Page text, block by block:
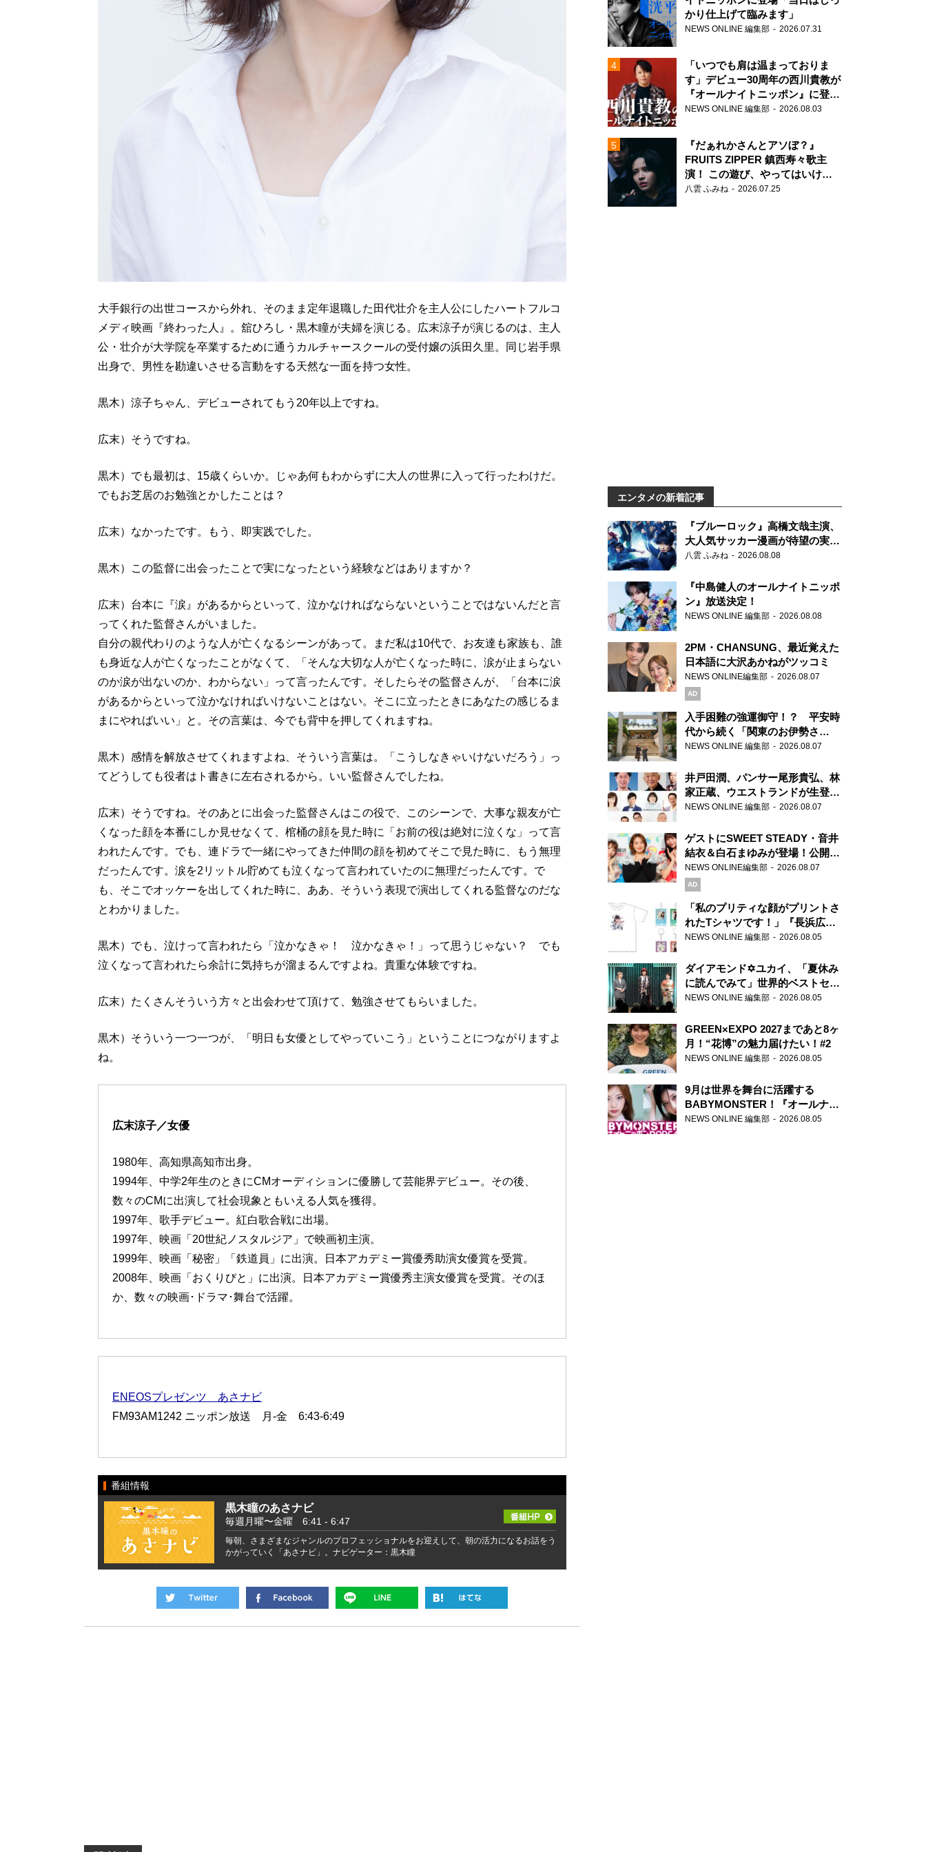
大手銀行の出世コースから外れ、そのまま定年退職した田代壮介を主人公にしたハートフルコ
メディ映画『終わった人』。舘ひろし・黒木瞳が夫婦を演じる。広末涼子が演じるのは、主人
公・壮介が大学院を卒業するために通うカルチャースクールの受付嬢の浜田久里。同じ岩手県
出身で、男性を勘違いさせる言動をする天然な一面を持つ女性。
黒木）涼子ちゃん、デビューされてもう20年以上ですね。
広末）そうですね。
黒木）でも最初は、15歳くらいか。じゃあ何もわからずに大人の世界に入って行ったわけだ。
でもお芝居のお勉強とかしたことは？
広末）なかったです。もう、即実践でした。
黒木）この監督に出会ったことで実になったという経験などはありますか？
広末）台本に『涙』があるからといって、泣かなければならないということではないんだと言
ってくれた監督さんがいました。
自分の親代わりのような人が亡くなるシーンがあって。まだ私は10代で、お友達も家族も、誰
も身近な人が亡くなったことがなくて、「そんな大切な人が亡くなった時に、涙が止まらない
のか涙が出ないのか、わからない」って言ったんです。そしたらその監督さんが、「台本に涙
があるからといって泣かなければいけないことはない。そこに立ったときにあなたの感じるま
まにやればいい」と。その言葉は、今でも背中を押してくれますね。
黒木）感情を解放させてくれますよね、そういう言葉は。「こうしなきゃいけないだろう」っ
てどうしても役者はト書きに左右されるから。いい監督さんでしたね。
広末）そうですね。そのあとに出会った監督さんはこの役で、このシーンで、大事な親友が亡
くなった顔を本番にしか見せなくて、棺桶の顔を見た時に「お前の役は絶対に泣くな」って言
われたんです。でも、連ドラで一緒にやってきた仲間の顔を初めてそこで見た時に、もう無理
だったんです。涙を2リットル貯めても泣くなって言われていたのに無理だったんです。で
も、そこでオッケーを出してくれた時に、ああ、そういう表現で演出してくれる監督なのだな
とわかりました。
黒木）でも、泣けって言われたら「泣かなきゃ！ 泣かなきゃ！」って思うじゃない？ でも
泣くなって言われたら余計に気持ちが溜まるんですよね。貴重な体験ですね。
広末）たくさんそういう方々と出会わせて頂けて、勉強させてもらいました。
黒木）そういう一つ一つが、「明日も女優としてやっていこう」ということにつながりますよ
ね。
広末涼子／女優
1980年、高知県高知市出身。
1994年、中学2年生のときにCMオーディションに優勝して芸能界デビュー。その後、
数々のCMに出演して社会現象ともいえる人気を獲得。
1997年、歌手デビュー。紅白歌合戦に出場。
1997年、映画「20世紀ノスタルジア」で映画初主演。
1999年、映画「秘密」「鉄道員」に出演。日本アカデミー賞優秀助演女優賞を受賞。
2008年、映画「おくりびと」に出演。日本アカデミー賞優秀主演女優賞を受賞。そのほ
か、数々の映画･ドラマ･舞台で活躍。
ENEOSプレゼンツ あさナビ
FM93AM1242 ニッポン放送 月-金 6:43-6:49
番組情報
黒木瞳のあさナビ
毎週月曜〜金曜 6:41 - 6:47
毎朝、さまざまなジャンルのプロフェッショナルをお迎えして、朝の活力になるお話をう
かがっていく「あさナビ」。ナビゲーター：黒木瞳
かり仕上げて臨みます」
NEWS ONLINE 編集部 2026.07.31
「いつでも肩は温まっておりま
す」デビュー30周年の西川貴教が
『オールナイトニッポン』に登
場！
NEWS ONLINE 編集部 2026.08.03
『だぁれかさんとアソぼ？』
FRUITS ZIPPER 鎮西寿々歌主
演！ この遊び、やってはいけま
せん。
八雲 ふみね 2026.07.25
エンタメの新着記事
『ブルーロック』高橋文哉主演、
大人気サッカー漫画が待望の実写
映画に
八雲 ふみね 2026.08.08
『中島健人のオールナイトニッポ
ン』放送決定！
NEWS ONLINE 編集部 2026.08.08
2PM・CHANSUNG、最近覚えた
日本語に大沢あかねがツッコミ
NEWS ONLINE編集部 2026.08.07
AD
入手困難の強運御守！？ 平安時
代から続く「関東のお伊勢さ
ま」、芝大神宮にてランパンプス
NEWS ONLINE 編集部 2026.08.07
井戸田潤、パンサー尾形貴弘、林
家正蔵、ウエストランドが生登
場！『ラジオビバリー昼ズ』
NEWS ONLINE 編集部 2026.08.07
ゲストにSWEET STEADY・音井
結衣＆白石まゆみが登場！公開収
録で素顔全開！
NEWS ONLINE編集部 2026.08.07
AD
「私のプリティな顔がプリントさ
れたTシャツです！」『長浜広奈
天下無双』初の番組グッズ発売
NEWS ONLINE 編集部 2026.08.05
ダイアモンド✡ユカイ、「夏休み
に読んでみて」世界的ベストセラ
ー『アナスタシア』を紹介
NEWS ONLINE 編集部 2026.08.05
GREEN×EXPO 2027まであと8ヶ
月！“花博”の魅力届けたい！#2
NEWS ONLINE 編集部 2026.08.05
9月は世界を舞台に活躍する
BABYMONSTER！『オールナイ
トニッポンPODCAST』月替わり
NEWS ONLINE 編集部 2026.08.05